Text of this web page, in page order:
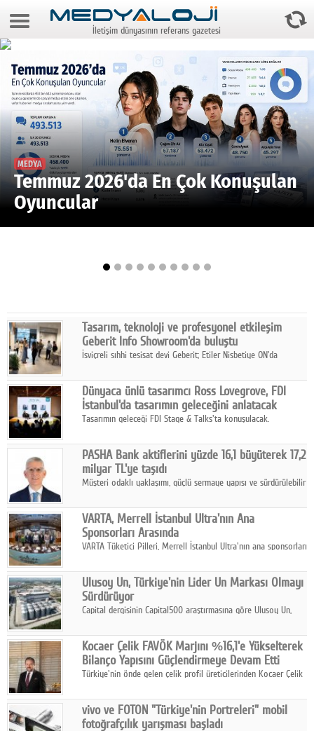
6 Ağustos 2026 10:58:58
Foto Galeri
Video Galeri
Gazeteler
Medya
Reyting-tiraj
Teknoloji
Facebook
Diziler
Karikatür
Youtube
Polemik
Reklam
Yazarlar
Künye
SOSYAL MEDYA
Facebook
Twitter
Google Plus
© 2026 TÜM HAKLARI SAKLIDIR
İletişim dünyasının referans gazetesi
MEDYA
Temmuz 2026'da En Çok Konuşulan
Oyuncular
Tasarım, teknoloji ve profesyonel etkileşim
Geberit Info Showroom'da buluştu
İsviçreli sıhhi tesisat devi Geberit; Etiler Nisbetiye ON'da
ortaklığıyla özel bir davete ev sahipliği yaptı.
Dünyaca ünlü tasarımcı Ross Lovegrove, FDI
İstanbul'da tasarımın geleceğini anlatacak
Tasarımın geleceği FDI Stage & Talks'ta konuşulacak.
PASHA Bank aktiflerini yüzde 16,1 büyüterek 17,2
milyar TL'ye taşıdı
Müşteri odaklı yaklaşımı, güçlü sermaye yapısı ve sürdürülebilir
yılının ilk yarısında güçlü finansal performansını korudu.
VARTA, Merrell İstanbul Ultra'nın Ana
Sponsorları Arasında
VARTA Tüketici Pilleri, Merrell İstanbul Ultra'nın ana sponsorları
enerjisine güç katıyor.
Ulusoy Un, Türkiye'nin Lider Un Markası Olmayı
Sürdürüyor
Capital dergisinin Capital500 araştırmasına göre Ulusoy Un,
hasılatıyla Türkiye'nin en büyük 83. firması oldu.
Kocaer Çelik FAVÖK Marjını %16,1'e Yükselterek
Bilanço Yapısını Güçlendirmeye Devam Etti
Türkiye'nin önde gelen çelik profil üreticilerinden Kocaer Çelik
Çelik FAVÖK Marjını %16,1'e yükseltti.
vivo ve FOTON "Türkiye'nin Portreleri" mobil
fotoğrafçılık yarışması başladı